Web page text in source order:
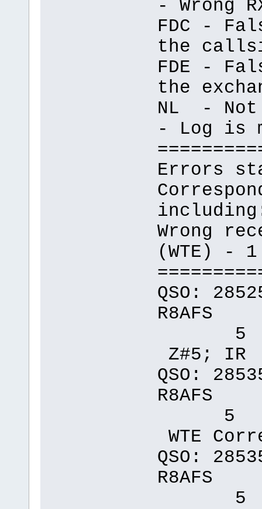
- Wrong
FDC -
the
FDE -
the
NL -
- Log is
Errors
Wrong
(WTE) - 1
QSO:
5
Z#5;
QSO:
5
WTE
QSO:
5